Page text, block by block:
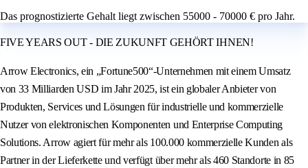
Das prognostizierte Gehalt liegt zwischen 55000 - 70000 € pro Jahr.
FIVE YEARS OUT - DIE ZUKUNFT GEHÖRT IHNEN!
Arrow Electronics, ein „Fortune500“-Unternehmen mit einem Umsatz
von 33 Milliarden USD im Jahr 2025, ist ein globaler Anbieter von
Produkten, Services und Lösungen für industrielle und kommerzielle
Nutzer von elektronischen Komponenten und Enterprise Computing
Solutions. Arrow agiert für mehr als 100.000 kommerzielle Kunden als
Partner in der Lieferkette und verfügt über mehr als 460 Standorte in 85